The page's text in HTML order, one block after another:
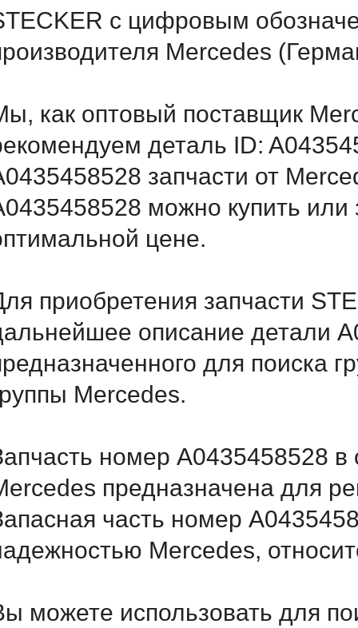
с цифровым
Mercedes
как оптовый поставщик
деталь ID:
запчасти от
можно купить или
цене.
приобретения запчасти
описание детали
для поиска
Mercedes.
номер A0435458528 в
предназначена для
часть номер
Mercedes,
можете использовать для